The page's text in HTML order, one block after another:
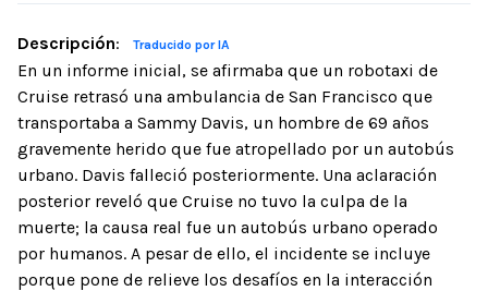
Descripción: Traducido por IA
En un informe inicial, se afirmaba que un robotaxi de
Cruise retrasó una ambulancia de San Francisco que
transportaba a Sammy Davis, un hombre de 69 años
gravemente herido que fue atropellado por un autobús
urbano. Davis falleció posteriormente. Una aclaración
posterior reveló que Cruise no tuvo la culpa de la
muerte; la causa real fue un autobús urbano operado
por humanos. A pesar de ello, el incidente se incluye
porque pone de relieve los desafíos en la interacción